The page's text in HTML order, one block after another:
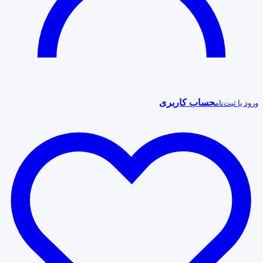
ورود یا ثبت‌نامحساب کاربری